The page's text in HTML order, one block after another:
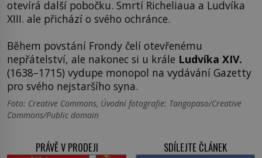
otevírá další pobočku. Smrtí Richeliaua a Ludvíka
XIII. ale přichází o svého ochránce.
Během povstání Frondy čelí otevřenému
nepřátelství, ale nakonec si u krále Ludvíka XIV.
(1638–1715) vydupe monopol na vydávání Gazetty
pro svého nejstaršího syna.
Foto: Creative Commons, Úvodní fotografie: Tangopaso/Creative
Commons/Public domain
PRÁVĚ V PRODEJI SDÍLEJTE ČLÁNEK